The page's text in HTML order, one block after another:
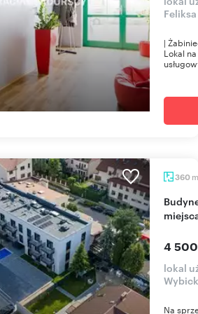
|
Lokal
360 m
Budynek usługowy 360 m² (Krowodrza, Kraków) z
4
lokal
Na